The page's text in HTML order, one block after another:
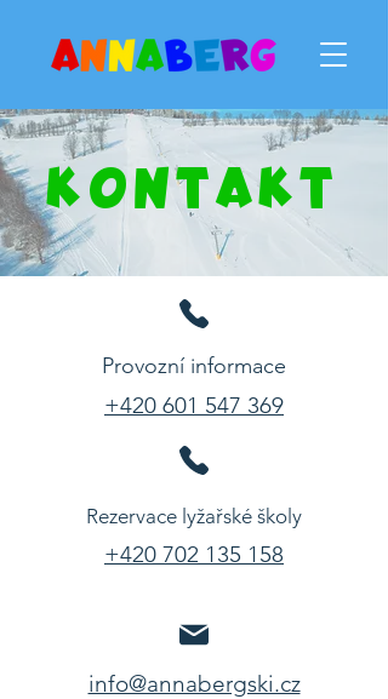
KONTAKT
Provozní informace
+420 601 547 369
Rezervace lyžařské školy
+420 702 135 158
info@annabergski.cz